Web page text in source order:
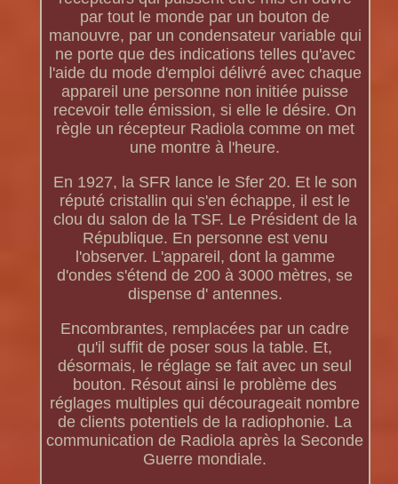
par tout le monde par un bouton de
manouvre, par un condensateur variable qui
ne porte que des indications telles qu'avec
l'aide du mode d'emploi délivré avec chaque
appareil une personne non initiée puisse
recevoir telle émission, si elle le désire. On
règle un récepteur Radiola comme on met
une montre à l'heure.
En 1927, la SFR lance le Sfer 20. Et le son
réputé cristallin qui s'en échappe, il est le
clou du salon de la TSF. Le Président de la
République. En personne est venu
l'observer. L'appareil, dont la gamme
d'ondes s'étend de 200 à 3000 mètres, se
dispense d' antennes.
Encombrantes, remplacées par un cadre
qu'il suffit de poser sous la table. Et,
désormais, le réglage se fait avec un seul
bouton. Résout ainsi le problème des
réglages multiples qui décourageait nombre
de clients potentiels de la radiophonie. La
communication de Radiola après la Seconde
Guerre mondiale.